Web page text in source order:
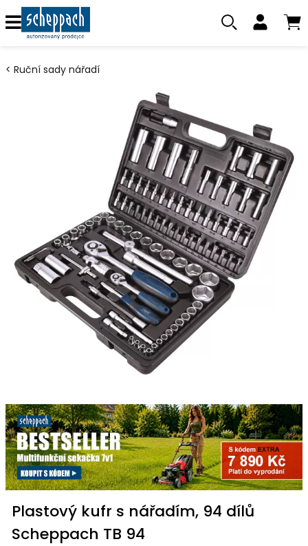
Ruční sady nářadí
Plastový kufr s nářadím, 94 dílů
Scheppach TB 94